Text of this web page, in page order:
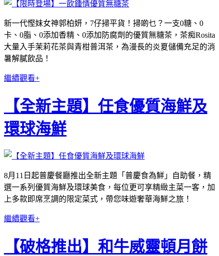
新一代慳妹女神郭柏妍，7仔掃平貨！掃啲乜？一支0糖、0
卡、0脂、0添加香精、0添加防腐劑的優質無糖茶，茶痴Rosita
大量入手茉莉花茶與青柑普洱茶，為漫長的炎夏儲備充足的消
暑解膩飲品！
繼續觀看+
【全新主題】任食優質海鮮及
環球海鮮
8月11日起普慶餐廳推出全新主題「普慶食為鮮」自助餐，精
選一系列優質海鮮及環球美食，每位更可享精緻主菜一客，加
上多款即席烹調的限定菜式，帶您味遊奢華海鮮之旅！
繼續觀看+
【破格推出】和牛威靈頓月餅